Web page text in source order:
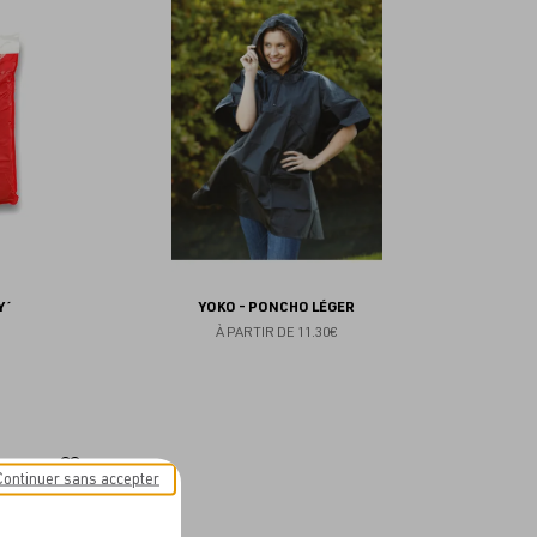
YOKO - PONCHO LÉGER
À PARTIR DE 11.30€
Ajouter
aux
sans accepter